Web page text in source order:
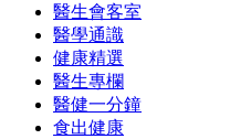
醫生會客室
醫學通識
健康精選
醫生專欄
醫健一分鐘
食出健康